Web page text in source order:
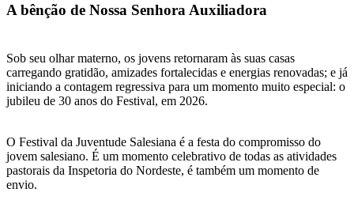
A bênção de Nossa Senhora Auxiliadora
Sob seu olhar materno, os jovens retornaram às suas casas
carregando gratidão, amizades fortalecidas e energias renovadas; e já
iniciando a contagem regressiva para um momento muito especial: o
jubileu de 30 anos do Festival, em 2026.
O Festival da Juventude Salesiana é a festa do compromisso do
jovem salesiano. É um momento celebrativo de todas as atividades
pastorais da Inspetoria do Nordeste, é também um momento de
envio.